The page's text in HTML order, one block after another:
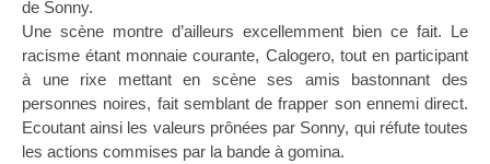
de Sonny.
Une scène montre d’ailleurs excellemment bien ce fait. Le
racisme étant monnaie courante, Calogero, tout en participant
à une rixe mettant en scène ses amis bastonnant des
personnes noires, fait semblant de frapper son ennemi direct.
Ecoutant ainsi les valeurs prônées par Sonny, qui réfute toutes
les actions commises par la bande à gomina.